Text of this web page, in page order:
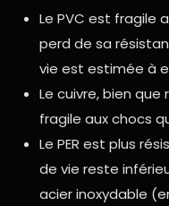
Le PVC est fragile
perd de sa
vie est estimée à
Le cuivre, bien
fragile aux chocs
Le PER est plus
de vie reste
acier inoxydable